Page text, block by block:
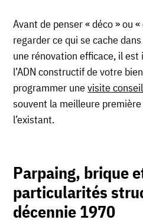
Avant de penser « déco » ou
regarder ce qui se cache
une rénovation efficace, il
l’ADN constructif de votre
programmer unevisite
souvent la meilleure
l’existant.
Parpaing, brique
particularités
décennie 1970